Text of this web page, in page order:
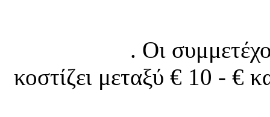
. Οι
κοστίζει μεταξύ € 10 - €